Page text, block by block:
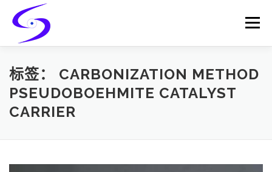
content
Menu
HOME PRODUCTS CATALYST-CARRIER
CATALYST-SUPPORT
标签： CARBONIZATION METHOD
PSEUDOBOEHMITE CATALYST
CARRIER